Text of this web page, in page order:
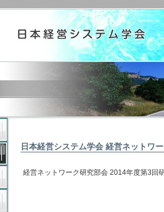
日本経営システム学会 経営ネットワ
経営ネットワーク研究部会 2014年度第3回